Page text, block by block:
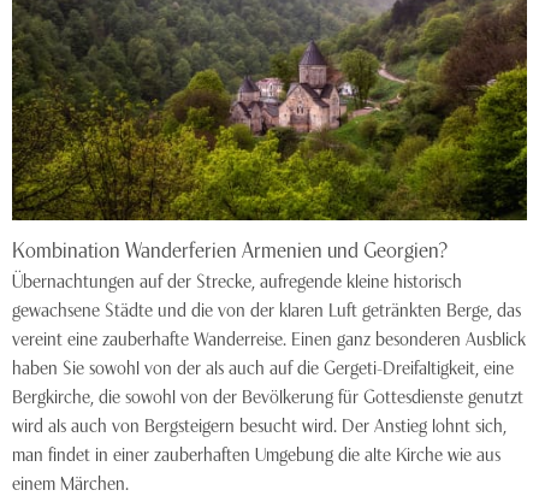
Kombination Wanderferien Armenien und Georgien?
Übernachtungen auf der Strecke, aufregende kleine historisch
gewachsene Städte und die von der klaren Luft getränkten Berge, das
vereint eine zauberhafte Wanderreise. Einen ganz besonderen Ausblick
haben Sie sowohl von der als auch auf die Gergeti-Dreifaltigkeit, eine
Bergkirche, die sowohl von der Bevölkerung für Gottesdienste genutzt
wird als auch von Bergsteigern besucht wird. Der Anstieg lohnt sich,
man findet in einer zauberhaften Umgebung die alte Kirche wie aus
einem Märchen.